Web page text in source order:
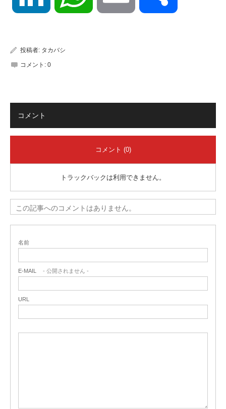
投稿者: タカバシ
コメント: 0
コメント
コメント (0)
トラックバックは利用できません。
この記事へのコメントはありません。
名前
E-MAIL - 公開されません -
URL